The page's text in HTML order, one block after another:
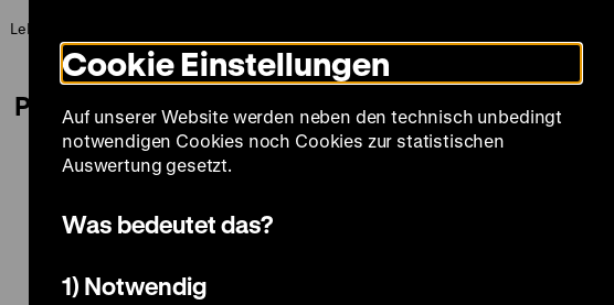
LeMO
Modus
umschalten
zum
Deutschen
Historischen
in
Deutscher
zum
Deutschen
Historischen
in
Leichter
Programm Sammlung Bildung Museum
Cookie Einstellungen
Auf unserer Website werden neben den technisch unbedingt
notwendigen Cookies noch Cookies zur statistischen
Auswertung gesetzt.
Was bedeutet das?
1) Notwendig